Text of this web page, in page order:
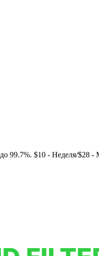
99.7%. $10 - Неделя/$28 -